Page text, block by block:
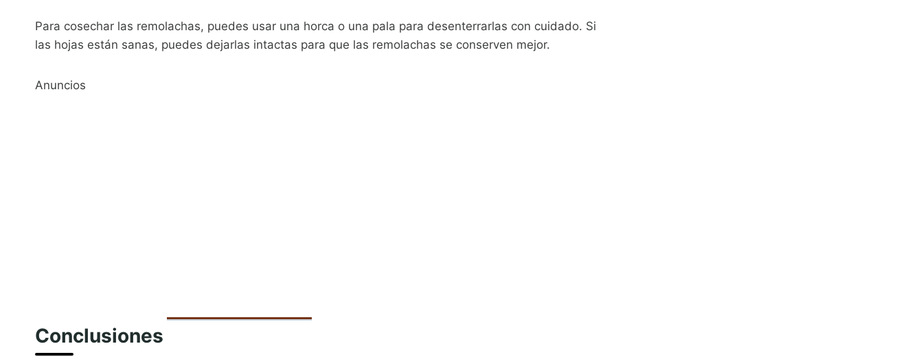
Para cosechar las remolachas, puedes usar una horca o una pala para desenterrarlas con cuidado. Si
las hojas están sanas, puedes dejarlas intactas para que las remolachas se conserven mejor.
Anuncios
Conclusiones